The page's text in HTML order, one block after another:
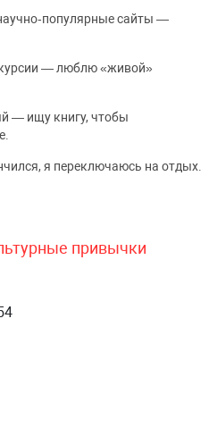
сайты —
— люблю «живой»
— ищу книгу, чтобы
я переключаюсь на отдых.
привычки